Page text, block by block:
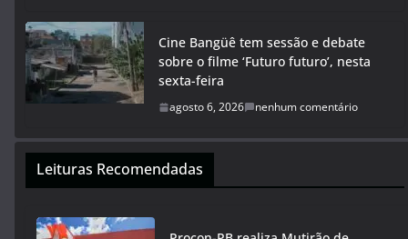
Cine Bangüê tem sessão e debate
sobre o filme ‘Futuro futuro’, nesta
sexta-feira
agosto 6, 2026 nenhum comentário
Leituras Recomendadas